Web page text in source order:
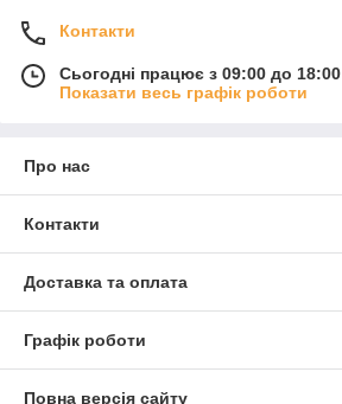
Контакти
Сьогодні працює з 09:00 до 18:00
Показати весь графік роботи
Про нас
Контакти
Доставка та оплата
Графік роботи
Повна версія сайту